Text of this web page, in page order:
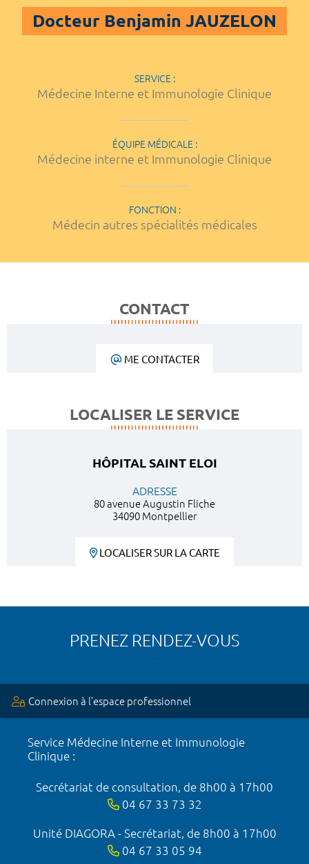
Docteur Benjamin JAUZELON
SERVICE :
Médecine Interne et Immunologie Clinique
ÉQUIPE MÉDICALE :
Médecine interne et Immunologie Clinique
FONCTION :
Médecin autres spécialités médicales
CONTACT
ME CONTACTER
LOCALISER LE SERVICE
HÔPITAL SAINT ELOI
ADRESSE
80 avenue Augustin Fliche
34090 Montpellier
LOCALISER SUR LA CARTE
PRENEZ RENDEZ-VOUS
Connexion à l’espace professionnel
Service Médecine Interne et Immunologie
Clinique :
Secrétariat de consultation, de 8h00 à 17h00
04 67 33 73 32
Unité DIAGORA - Secrétariat, de 8h00 à 17h00
04 67 33 05 94